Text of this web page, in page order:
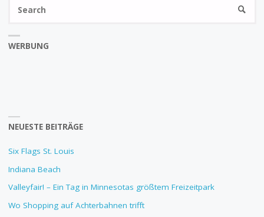
WERBUNG
NEUESTE BEITRÄGE
Six Flags St. Louis
Indiana Beach
Valleyfair! – Ein Tag in Minnesotas größtem Freizeitpark
Wo Shopping auf Achterbahnen trifft